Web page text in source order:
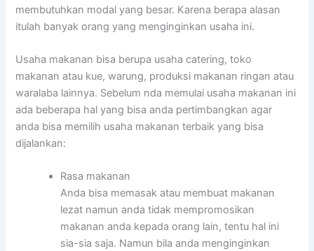
membutuhkan modal yang besar. Karena berapa alasan
itulah banyak orang yang menginginkan usaha ini.
Usaha makanan bisa berupa usaha catering, toko
makanan atau kue, warung, produksi makanan ringan atau
waralaba lainnya. Sebelum nda memulai usaha makanan ini
ada beberapa hal yang bisa anda pertimbangkan agar
anda bisa memilih usaha makanan terbaik yang bisa
dijalankan:
Rasa makanan
Anda bisa memasak atau membuat makanan
lezat namun anda tidak mempromosikan
makanan anda kepada orang lain, tentu hal ini
sia-sia saja. Namun bila anda menginginkan